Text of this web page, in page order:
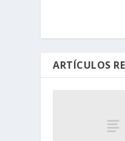
ARTÍCULOS